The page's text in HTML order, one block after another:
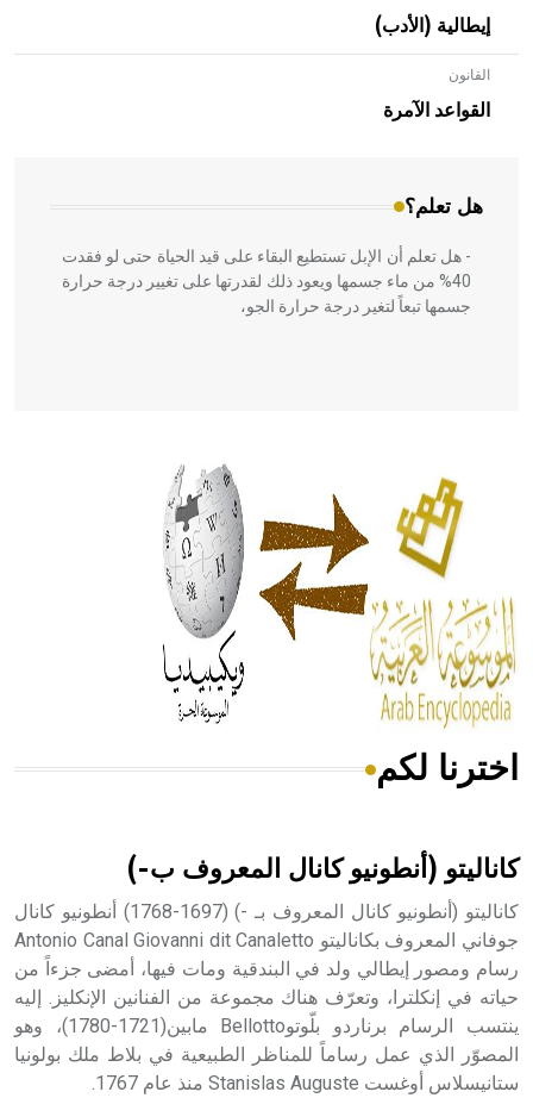
إيطالية (الأدب)
القانون
القواعد الآمرة
هل تعلم؟
- هل تعلم أن الأبلق نوع من الفنون الهندسية التي ارتبطت
بالعمارة الإسلامية في بلاد الشام ومصر خاصة، حيث يحرص
المعمار على بناء مداميكه وخاصة في الواجهات
- هل تعلم أن الإبل تستطيع البقاء على قيد الحياة حتى لو فقدت
40% من ماء جسمها ويعود ذلك لقدرتها على تغيير درجة حرارة
جسمها تبعاً لتغير درجة حرارة الجو،
الحكم، الأدلة، تنظيم التغذية، ورسالته في جروح الرأس. ويعود
له الفضل بأنه حرر الطب من الدين والفلسفة.
- هل تعلم أن المرجان إفراز حيواني يتكون في البحر ويتركب
من مادة كربونات الكلسيوم، وهو أحمر أو شديد الحمرة وهو
أجود أنواعه، ويمتاز بكبر الحجم ويسمى الش
هل تعلم أن الأبسيد كلمة فرنسية اللفظ تم اعتمادها مصطلحاً
- هل تعلم أن أبجر Abgar اسم معروف جيداً يعود إلى عدد من
الملوك الذين حكموا مدينة إديسا (الرها) من أبجر الأول وحتى
التاسع، وهم ينتسبون إلى أسرة أوسروين
اخترنا لكم
كاناليتو (أنطونيو كانال المعروف ب-)
كاناليتو (أنطونيو كانال المعروف بـ -) (1697-1768) أنطونيو كانال
جوفاني المعروف بكاناليتو Antonio Canal Giovanni dit Canaletto
رسام ومصور إيطالي ولد في البندقية ومات فيها، أمضى جزءاً من
حياته في إنكلترا، وتعرّف هناك مجموعة من الفنانين الإنكليز. إليه
ينتسب الرسام برناردو بلّوتوBellotto مابين(1721-1780)، وهو
المصوّر الذي عمل رساماً للمناظر الطبيعية في بلاط ملك بولونيا
ستانيسلاس أوغست Stanislas Auguste منذ عام 1767.